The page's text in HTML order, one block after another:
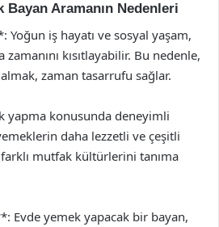
Bayan Aramanın Nedenleri
iş hayatı ve sosyal yaşam,
kısıtlayabilir. Bu nedenle,
zaman tasarrufu sağlar.
yapma konusunda deneyimli
daha lezzetli ve çeşitli
farklı mutfak kültürlerini tanıma
Evde yemek yapacak bir bayan,